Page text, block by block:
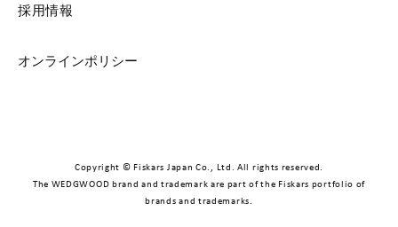
採用情報
オンラインポリシー
Copyright © Fiskars Japan Co., Ltd. All rights reserved.
The WEDGWOOD brand and trademark are part of the Fiskars portfolio of
brands and trademarks.